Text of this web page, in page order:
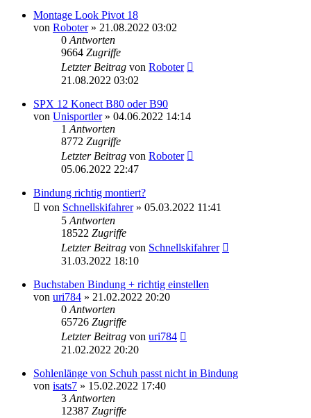
Montage Look Pivot 18
von Roboter» 21.08.2022 03:02
0 Antworten
9664 Zugriffe
Letzter Beitrag von Roboter
21.08.2022 03:02
SPX 12 Konect B80 oder B90
von Unisportler» 04.06.2022 14:14
1 Antworten
8772 Zugriffe
Letzter Beitrag von Roboter
05.06.2022 22:47
Bindung richtig montiert?
von Schnellskifahrer» 05.03.2022 11:41
5 Antworten
18522 Zugriffe
Letzter Beitrag von Schnellskifahrer
31.03.2022 18:10
Buchstaben Bindung + richtig einstellen
von uri784 » 21.02.2022 20:20
0 Antworten
65726 Zugriffe
Letzter Beitrag von uri784
21.02.2022 20:20
Sohlenlänge von Schuh passt nicht in Bindung
von isats7 » 15.02.2022 17:40
3 Antworten
12387 Zugriffe